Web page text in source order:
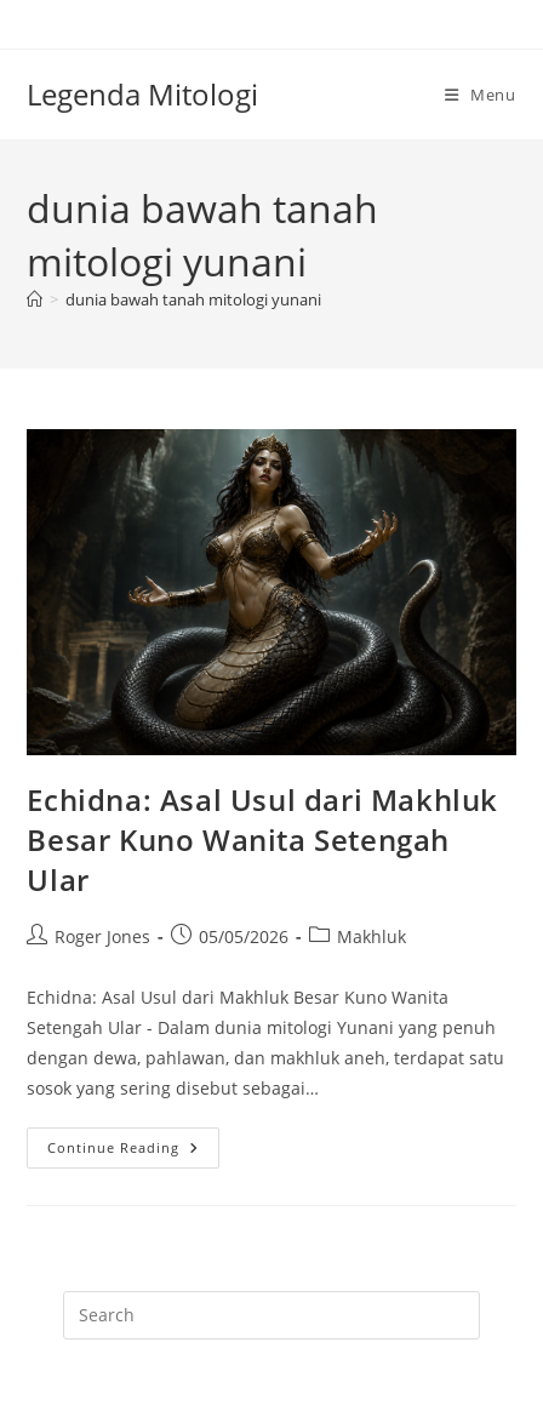
Legenda Mitologi Menu
dunia bawah tanah
mitologi yunani
> dunia bawah tanah mitologi yunani
Echidna: Asal Usul dari Makhluk
Besar Kuno Wanita Setengah
Ular
PostRoger Jones
Post05/05/2026
PostMakhluk
Echidna: Asal Usul dari Makhluk Besar Kuno Wanita
Setengah Ular - Dalam dunia mitologi Yunani yang penuh
dengan dewa, pahlawan, dan makhluk aneh, terdapat satu
sosok yang sering disebut sebagai…
Continue Reading Echidna:
Asal
Ular